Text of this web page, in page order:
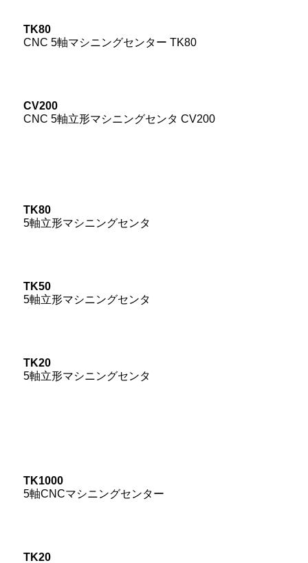
TK80
CNC 5軸マシニングセンター TK80
CV200
CNC 5軸立形マシニングセンタ CV200
TK80
5軸立形マシニングセンタ
TK50
5軸立形マシニングセンタ
TK20
5軸立形マシニングセンタ
TK1000
5軸CNCマシニングセンター
TK20